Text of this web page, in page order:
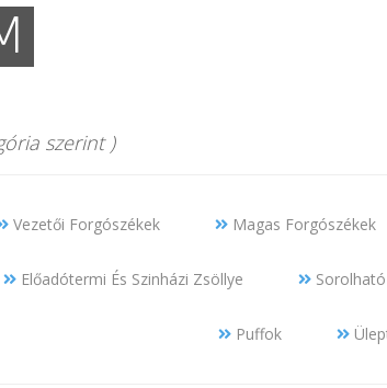
szerint )
Vezetői Forgószékek Magas Forgószékek
Előadótermi És Szinházi Zsöllye
Puffok